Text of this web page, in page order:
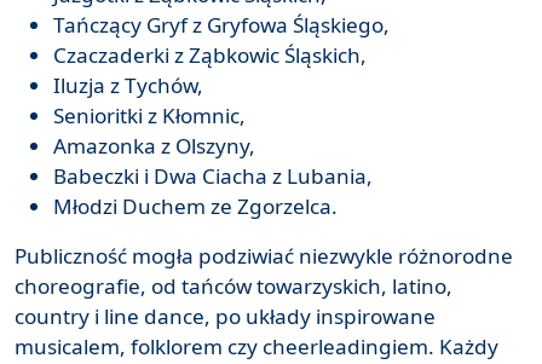
Tańczący Gryf z Gryfowa Śląskiego,
Czaczaderki z Ząbkowic Śląskich,
Iluzja z Tychów,
Senioritki z Kłomnic,
Amazonka z Olszyny,
Babeczki i Dwa Ciacha z Lubania,
Młodzi Duchem ze Zgorzelca.
Publiczność mogła podziwiać niezwykle różnorodne
choreografie, od tańców towarzyskich, latino,
country i line dance, po układy inspirowane
musicalem, folklorem czy cheerleadingiem. Każdy